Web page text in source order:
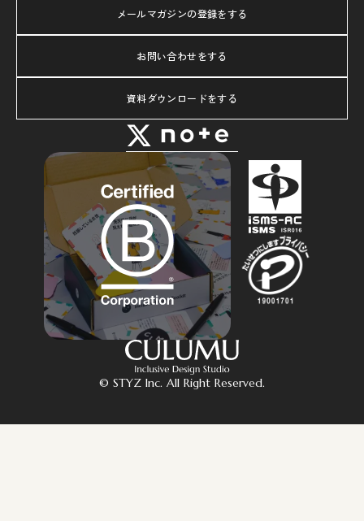
メールマガジンの登録をする
お問い合わせをする
資料ダウンロードをする
© STYZ Inc. All Right Reserved.